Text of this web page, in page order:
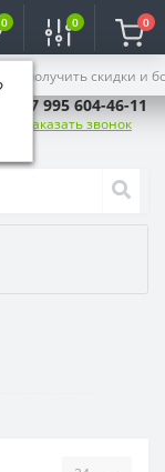
получить скидки и
0 0 0
+7 995 604-46-11
Заказать звонок